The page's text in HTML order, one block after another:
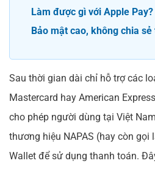
Làm được gì với Apple Pay?
Bảo mật cao, không chia
Sau thời gian dài chỉ hỗ trợ các
Mastercard hay American
cho phép người dùng tại Việt
thương hiệu NAPAS (hay còn gọi
Wallet để sử dụng thanh toán.